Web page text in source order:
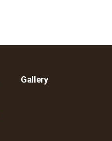
Gallery